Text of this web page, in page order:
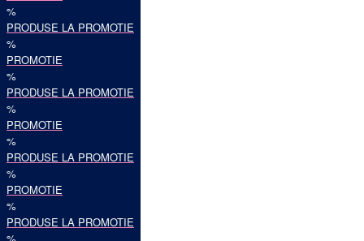
%
PRODUSE LA PROMOTIE
%
PROMOTIE
%
PRODUSE LA PROMOTIE
%
PROMOTIE
%
PRODUSE LA PROMOTIE
%
PROMOTIE
%
PRODUSE LA PROMOTIE